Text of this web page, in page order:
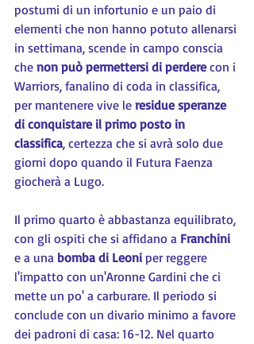
postumi di un infortunio e un paio di
elementi che non hanno potuto allenarsi
in settimana, scende in campo conscia
che non può permettersi di perdere con i
Warriors, fanalino di coda in classifica,
per mantenere vive le residue speranze
di conquistare il primo posto in
classifica, certezza che si avrà solo due
giorni dopo quando il Futura Faenza
giocherà a Lugo.
Il primo quarto è abbastanza equilibrato,
con gli ospiti che si affidano a Franchini
e a una bomba di Leoni per reggere
l'impatto con un'Aronne Gardini che ci
mette un po' a carburare. Il periodo si
conclude con un divario minimo a favore
dei padroni di casa: 16-12. Nel quarto